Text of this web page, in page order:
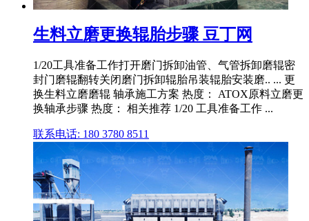
生料立磨更换辊胎步骤 豆丁网
1/20工具准备工作打开磨门拆卸油管、气管拆卸磨辊密
封门磨辊翻转关闭磨门拆卸辊胎吊装辊胎安装磨.. ... 更
换生料立磨磨辊 轴承施工方案 热度： ATOX原料立磨更
换轴承步骤 热度： 相关推荐 1/20 工具准备工作 ...
联系电话: 180 3780 8511